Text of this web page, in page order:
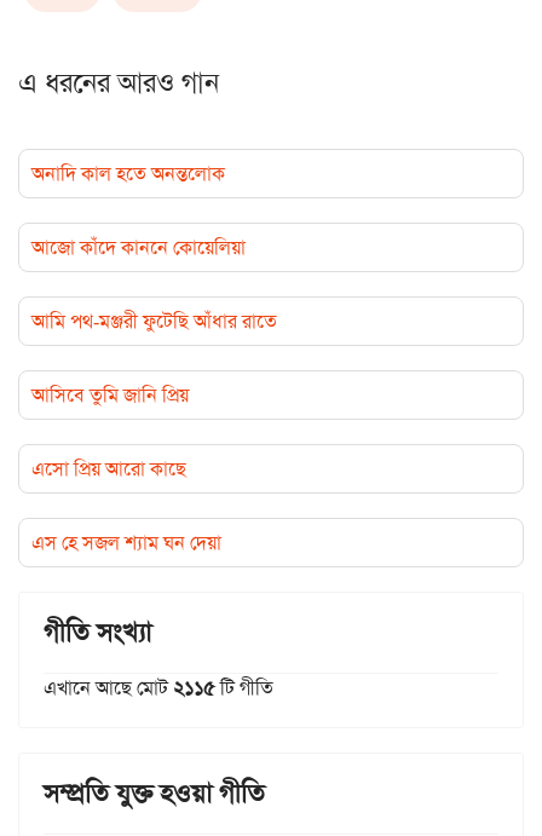
এ ধরনের আরও গান
অনাদি কাল হতে অনন্তলোক
আজো কাঁদে কাননে কোয়েলিয়া
আমি পথ-মঞ্জরী ফুটেছি আঁধার রাতে
আসিবে তুমি জানি প্রিয়
এসো প্রিয় আরো কাছে
এস হে সজল শ্যাম ঘন দেয়া
গীতি সংখ্যা
এখানে আছে মোট২১১৫টি গীতি
সম্প্রতি যুক্ত হওয়া গীতি